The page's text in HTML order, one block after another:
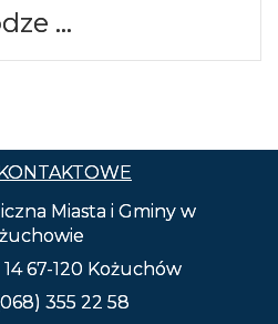
…
Miasta i Gminy w
67-120 Kożuchów
355 22 58